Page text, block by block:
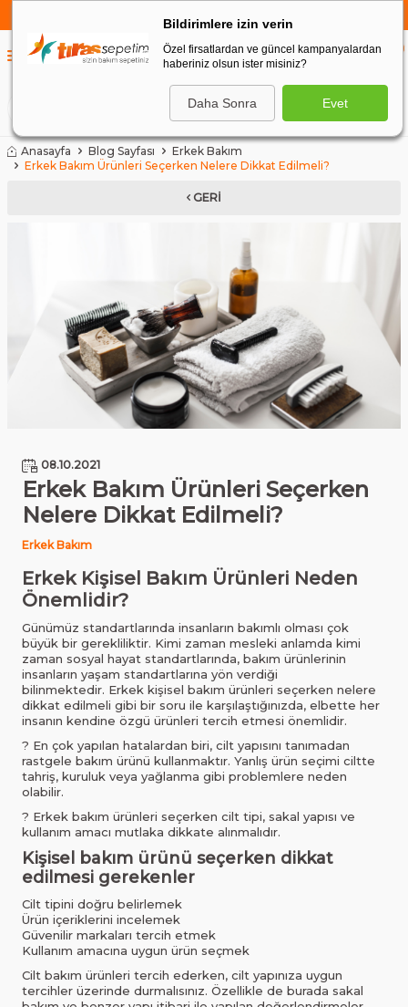
Anasayfa Blog Sayfası
Erkek Bakım
Erkek Bakım Ürünleri Seçerken Nelere Dikkat Edilmeli?
GERI
08.10.2021
Erkek Bakım Ürünleri Seçerken
Nelere Dikkat Edilmeli?
Erkek Bakım
Erkek Kişisel Bakım Ürünleri Neden
Önemlidir?
Günümüz standartlarında insanların bakımlı olması çok
büyük bir gerekliliktir. Kimi zaman mesleki anlamda kimi
zaman sosyal hayat standartlarında, bakım ürünlerinin
insanların yaşam standartlarına yön verdiği
bilinmektedir. Erkek kişisel bakım ürünleri seçerken nelere
dikkat edilmeli gibi bir soru ile karşılaştığınızda, elbette her
insanın kendine özgü ürünleri tercih etmesi önemlidir.
? En çok yapılan hatalardan biri, cilt yapısını tanımadan
rastgele bakım ürünü kullanmaktır. Yanlış ürün seçimi ciltte
tahriş, kuruluk veya yağlanma gibi problemlere neden
olabilir.
? Erkek bakım ürünleri seçerken cilt tipi, sakal yapısı ve
kullanım amacı mutlaka dikkate alınmalıdır.
Kişisel bakım ürünü seçerken dikkat
edilmesi gerekenler
Cilt tipini doğru belirlemek
Ürün içeriklerini incelemek
Güvenilir markaları tercih etmek
Kullanım amacına uygun ürün seçmek
Cilt bakım ürünleri tercih ederken, cilt yapınıza uygun
tercihler üzerinde durmalısınız. Özellikle de burada sakal
Bildirimlere izin verin
Özel firsatlardan ve güncel kampanyalardan
haberiniz olsun ister misiniz?
Daha Sonra Evet